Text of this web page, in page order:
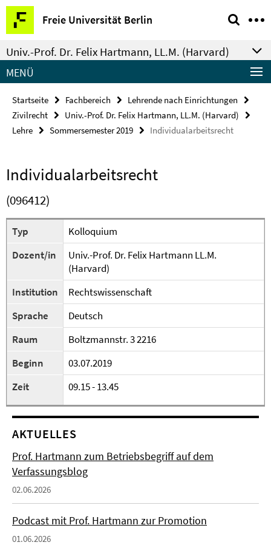
Springe
direkt
zu
Inhalt
Freie Universität Berlin
Service-
Navigation
Univ.-Prof. Dr. Felix Hartmann, LL.M. (Harvard)
MENÜ
Startseite Fachbereich
Lehrende nach Einrichtungen
Zivilrecht
Univ.-Prof. Dr. Felix Hartmann, LL.M. (Harvard)
Lehre
Sommersemester 2019 Individualarbeitsrecht
Individualarbeitsrecht
(096412)
Typ
Kolloquium
Dozent/in
Univ.-Prof. Dr. Felix Hartmann LL.M.
(Harvard)
Institution
Rechtswissenschaft
Sprache
Deutsch
Raum
Boltzmannstr. 3 2216
Beginn
03.07.2019
Zeit
09.15 - 13.45
AKTUELLES
Prof. Hartmann zum Betriebsbegriff auf dem
Verfassungsblog
02.06.2026
Podcast mit Prof. Hartmann zur Promotion
01.06.2026